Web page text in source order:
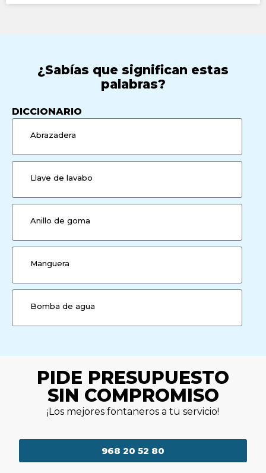
¿Sabías que significan estas
palabras?
DICCIONARIO
Abrazadera
Llave de lavabo
Anillo de goma
Manguera
Bomba de agua
PIDE PRESUPUESTO
SIN COMPROMISO
¡Los mejores fontaneros a tu servicio!
968 20 52 80